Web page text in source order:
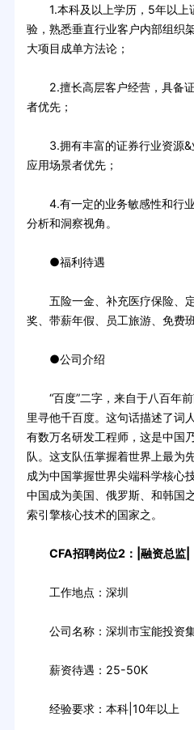
1.本科及以上学历，5年以上
验，熟悉垂直行业客户内部组织
大项目成单方法论；
2.擅长高层客户经营，具备证
者优先；
3.拥有丰富的证券行业资源&
应用场景者优先；
4.有一定的业务敏感性和行业
分析和洞察视角。
●福利待遇
五险一金、补充医疗保险、定
奖、带薪年假、员工旅游、免费
●公司介绍
“百度”二字，来自于八百年前
里寻他千百度。这句话描述了词
有数万名研发工程师，这是中国
队。这支队伍掌握着世界上最为
成为中国掌握世界尖端科学核心
中国成为美国、俄罗斯、和韩国
索引擎核心技术的国家之。
CFA招聘岗位2：|融资总监|
工作地点：深圳
公司名称：深圳市宝能投资
薪资待遇：25-50K
经验要求：本科|10年以上